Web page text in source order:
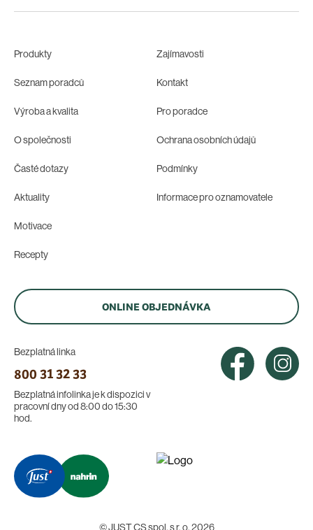
Produkty
Seznam poradců
Výroba a kvalita
O společnosti
Časté dotazy
Aktuality
Motivace
Recepty
Zajímavosti
Kontakt
Pro poradce
Ochrana osobních údajů
Podmínky
Informace pro oznamovatele
ONLINE OBJEDNÁVKA
Bezplatná linka
800 31 32 33
Bezplatná infolinka je k dispozici v
pracovní dny od 8:00 do 15:30
hod.
© JUST CS spol. s r. o. 2026